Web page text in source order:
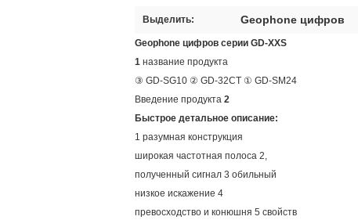
Выделить: Geophone цифров
Geophone цифров серии GD-XXS
1 название продукта
③ GD-SG10 ② GD-32CT ① GD-SM24
Введение продукта 2
Быстрое детальное описание:
1 разумная конструкция
широкая частотная полоса 2,
полученный сигнал 3 обильный
низкое искажение 4
превосходство и конюшня 5 свойств